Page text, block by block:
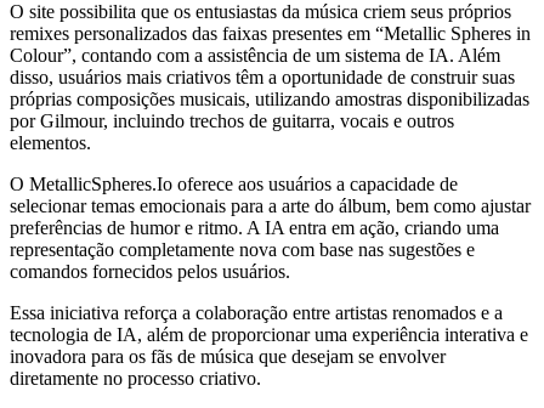
O site possibilita que os entusiastas da música criem seus próprios
remixes personalizados das faixas presentes em “Metallic Spheres in
Colour”, contando com a assistência de um sistema de IA. Além
disso, usuários mais criativos têm a oportunidade de construir suas
próprias composições musicais, utilizando amostras disponibilizadas
por Gilmour, incluindo trechos de guitarra, vocais e outros
elementos.
O MetallicSpheres.Io oferece aos usuários a capacidade de
selecionar temas emocionais para a arte do álbum, bem como ajustar
preferências de humor e ritmo. A IA entra em ação, criando uma
representação completamente nova com base nas sugestões e
comandos fornecidos pelos usuários.
Essa iniciativa reforça a colaboração entre artistas renomados e a
tecnologia de IA, além de proporcionar uma experiência interativa e
inovadora para os fãs de música que desejam se envolver
diretamente no processo criativo.